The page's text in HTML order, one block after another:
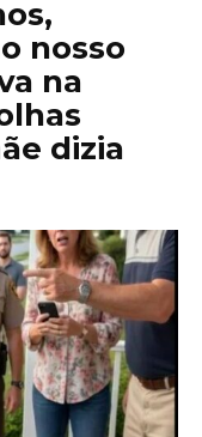
nosso
na
dizia